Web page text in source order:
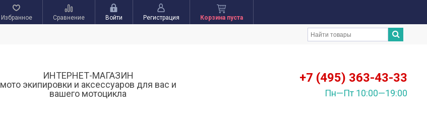
Избранное Сравнение Войти Регистрация Корзина пуста
ИНТЕРНЕТ-МАГАЗИН
мото экипировки и аксессуаров для вас и
вашего мотоцикла
+7 (495) 363-43-33
Пн—Пт 10:00—19:00